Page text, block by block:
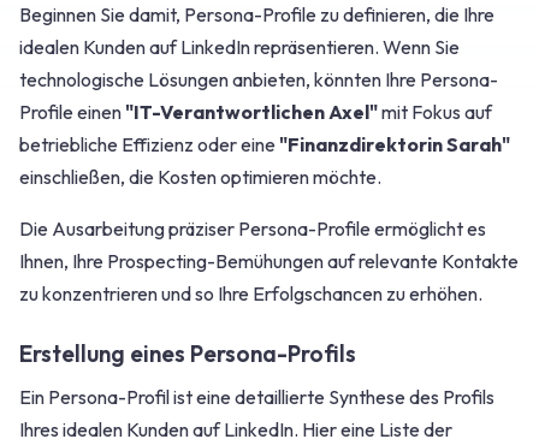
Beginnen Sie damit, Persona-Profile zu definieren, die Ihre
idealen Kunden auf LinkedIn repräsentieren. Wenn Sie
technologische Lösungen anbieten, könnten Ihre Persona-
Profile einen "IT-Verantwortlichen Axel"mit Fokus auf
betriebliche Effizienz oder eine "Finanzdirektorin Sarah"
einschließen, die Kosten optimieren möchte.
Die Ausarbeitung präziser Persona-Profile ermöglicht es
Ihnen, Ihre Prospecting-Bemühungen auf relevante Kontakte
zu konzentrieren und so Ihre Erfolgschancen zu erhöhen.
Erstellung eines Persona-Profils
Ein Persona-Profil ist eine detaillierte Synthese des Profils
Ihres idealen Kunden auf LinkedIn. Hier eine Liste der